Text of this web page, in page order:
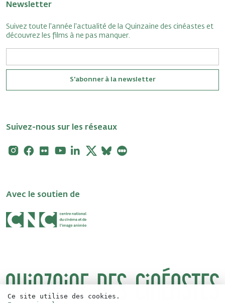
Newsletter
Suivez toute l'année l'actualité de la Quinzaine des cinéastes et
découvrez les films à ne pas manquer.
S'abonner à la newsletter
Suivez-nous sur les réseaux
Instagram
Facebook
FlickrYoutubeLinkedin
X Bluesky
Avec le soutien de
Ce site utilise des cookies.